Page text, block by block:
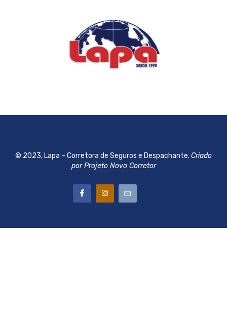
© 2023, Lapa – Corretora de Seguros e Despachante. Criado
por Projeto Novo Corretor